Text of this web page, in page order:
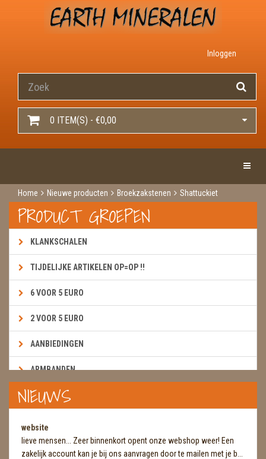
Inloggen
0 ITEM(S) - €0,00
Home Nieuwe producten Broekzakstenen Shattuckiet
PRODUCT GROEPEN
KLANKSCHALEN
TIJDELIJKE ARTIKELEN OP=OP !!
6 VOOR 5 EURO
2 VOOR 5 EURO
AANBIEDINGEN
ARMBANDEN
BOEKEN & KAARTEN E.A.R.T.H.
BROEKZAKSTENEN
NIEUWS
website
lieve mensen... Zeer binnenkort opent onze webshop weer! Een
zakelijk account kan je bij ons aanvragen door te mailen met je b...